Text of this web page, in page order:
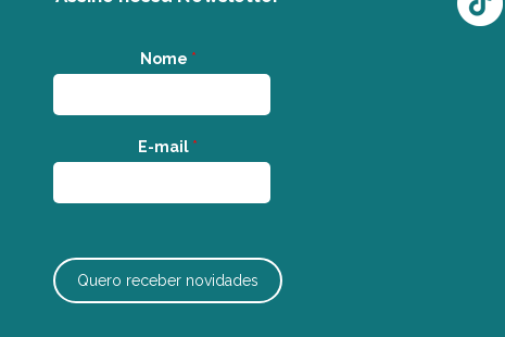
Nome *
E-mail *
Quero receber novidades